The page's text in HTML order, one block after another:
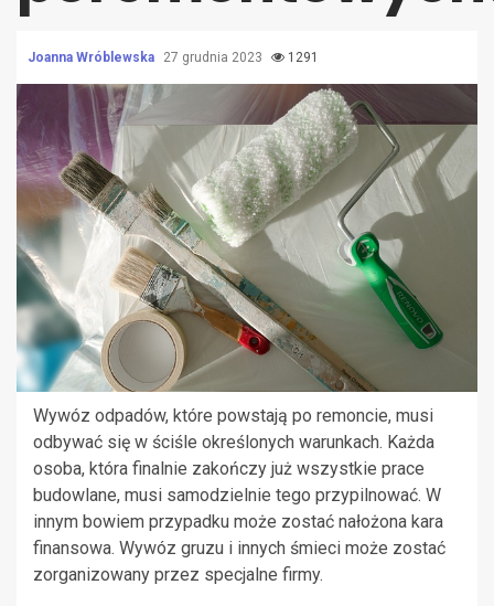
Joanna Wróblewska 27 grudnia 2023 1291
Wywóz odpadów, które powstają po remoncie, musi
odbywać się w ściśle określonych warunkach. Każda
osoba, która finalnie zakończy już wszystkie prace
budowlane, musi samodzielnie tego przypilnować. W
innym bowiem przypadku może zostać nałożona kara
finansowa. Wywóz gruzu i innych śmieci może zostać
zorganizowany przez specjalne firmy.